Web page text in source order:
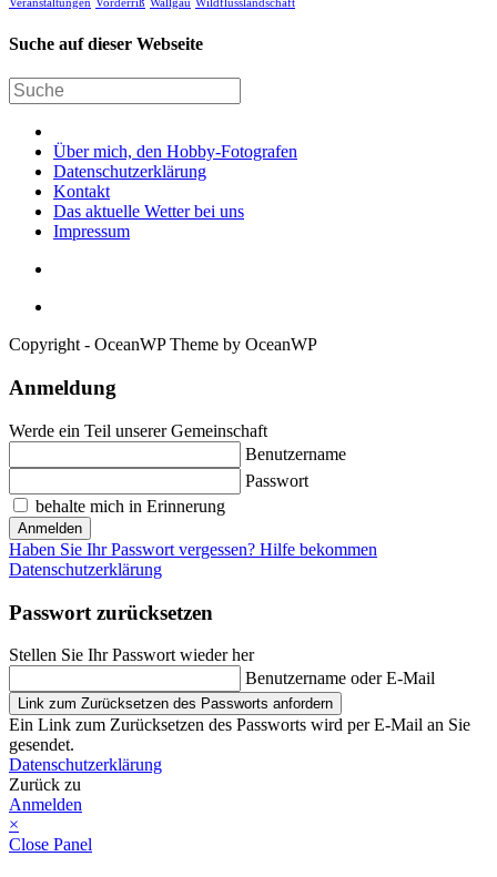
Veranstaltungen Vorderriß Wallgau Wildflusslandschaft
Suche auf dieser Webseite
Über mich, den Hobby-Fotografen
Datenschutzerklärung
Kontakt
Das aktuelle Wetter bei uns
Impressum
Copyright - OceanWP Theme by OceanWP
Anmeldung
Werde ein Teil unserer Gemeinschaft
Benutzername
Passwort
behalte mich in Erinnerung
Anmelden
Haben Sie Ihr Passwort vergessen? Hilfe bekommen
Datenschutzerklärung
Passwort zurücksetzen
Stellen Sie Ihr Passwort wieder her
Benutzername oder E-Mail
Link zum Zurücksetzen des Passworts anfordern
Ein Link zum Zurücksetzen des Passworts wird per E-Mail an Sie
gesendet.
Datenschutzerklärung
Zurück zu
Anmelden
×
Close Panel